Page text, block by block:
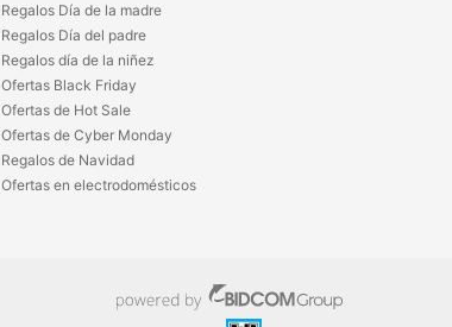
Regalos Día de la madre
Regalos Día del padre
Regalos día de la niñez
Ofertas Black Friday
Ofertas de Hot Sale
Ofertas de Cyber Monday
Regalos de Navidad
Ofertas en electrodomésticos